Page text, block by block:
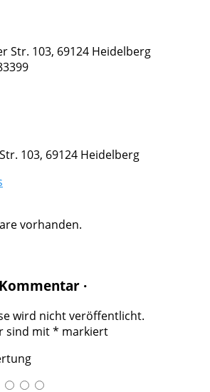
Str. 103, 69124 Heidelberg
103, 69124 Heidelberg
vorhanden.
·
wird nicht veröffentlicht.
sind mit* markiert